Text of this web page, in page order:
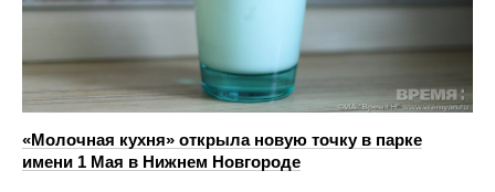
«Молочная кухня» открыла новую точку в парке
имени 1 Мая в Нижнем Новгороде